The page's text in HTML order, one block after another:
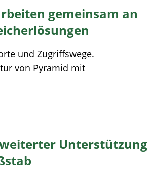
gemeinsam an
und Zugriffswege.
von Pyramid mit
Unterstützung